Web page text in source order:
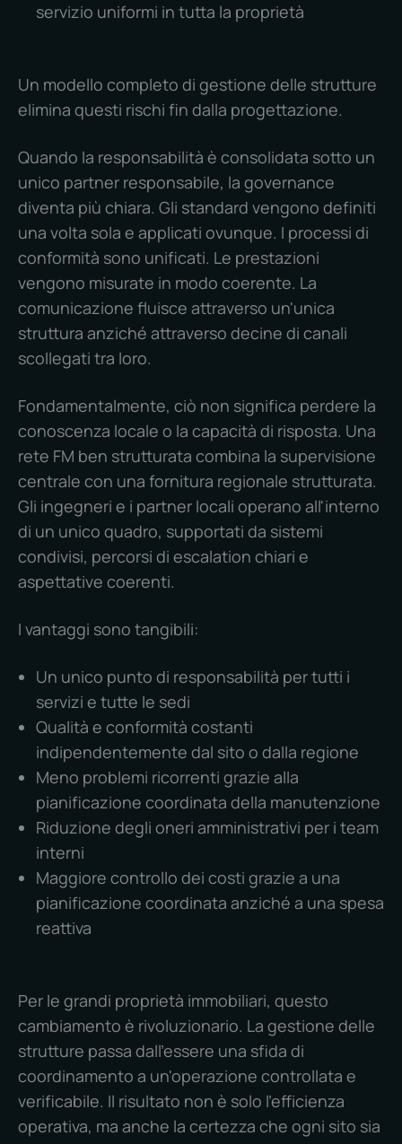
servizio uniformi in tutta la proprietà
Un modello completo di gestione delle strutture
elimina questi rischi fin dalla progettazione.
Quando la responsabilità è consolidata sotto un
unico partner responsabile, la governance
diventa più chiara. Gli standard vengono definiti
una volta sola e applicati ovunque. I processi di
conformità sono unificati. Le prestazioni
vengono misurate in modo coerente. La
comunicazione fluisce attraverso un'unica
struttura anziché attraverso decine di canali
scollegati tra loro.
Fondamentalmente, ciò non significa perdere la
conoscenza locale o la capacità di risposta. Una
rete FM ben strutturata combina la supervisione
centrale con una fornitura regionale strutturata.
Gli ingegneri e i partner locali operano all'interno
di un unico quadro, supportati da sistemi
condivisi, percorsi di escalation chiari e
aspettative coerenti.
I vantaggi sono tangibili:
Un unico punto di responsabilità per tutti i
servizi e tutte le sedi
Qualità e conformità costanti
indipendentemente dal sito o dalla regione
Meno problemi ricorrenti grazie alla
pianificazione coordinata della manutenzione
Riduzione degli oneri amministrativi per i team
interni
Maggiore controllo dei costi grazie a una
pianificazione coordinata anziché a una spesa
reattiva
Per le grandi proprietà immobiliari, questo
cambiamento è rivoluzionario. La gestione delle
strutture passa dall'essere una sfida di
coordinamento a un'operazione controllata e
verificabile. Il risultato non è solo l'efficienza
operativa, ma anche la certezza che ogni sito sia